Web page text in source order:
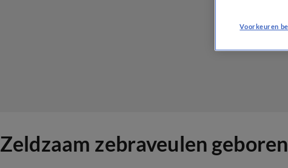
Zeldzaam zebraveulen
Voorkeuren